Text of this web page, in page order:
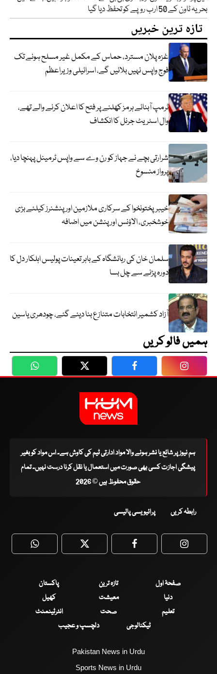
بحریہ ٹاون کے 50 ارب روپے کو تحفظ دیا گیا
تازہ ترین خبریں
غزہ پلان مسترد، حماس کے مکمل غیر مسلح ہونے تک
فوج واپس نہیں بلائیں گے، اسرائیلی وزیراعظم
ٹرمپ آبنائے ہرمز کھلنے پر فتح کا اعلان کرنے والے تھے،
وال اسٹریٹ جرنل کا انکشاف
شرارتی بچے نے جہاز کو رن وے سے واپس ٹرمینل پہنچا دیا،
پرواز منسوخ
خیبرپختونخوا کے سرکاری ملازمین اور پنشنرز کیلئے بڑی
خوشخبری، الاؤنس اور پنشن میں اضافہ
سلمان خان کی رہائشگاہ کے باہر تعینات پولیس اہلکار دل کا
دورہ پڑنے سے چل بسا
آزاد کشمیر انتخابات متنازع بنا دیئے گئے، چودھری یاسین
ہمیں فالو کریں
WhatsApp Twitter Facebook
ہم نیوز پر شائع یا نشر ہونے والا مواد ادارتی ٹیم کی کاوش ہے۔ اس مواد کو بغیر
پیشگی اجازت کسی بھی صورت میں استعمال یا نقل کرنا درست نہیں۔ تمام
حقوق محفوظ ہیں © 2026
رابطہ کریں پرائیویسی پالیسی
WhatsApp Twitter Facebook
صفحۂ اول تازہ ترین
پاکستان
دنیا
معیشت
کھیل
تعلیم
صحت
انٹرٹینمنٹ
ٹیکنالوجی
دلچسپ و عجیب
Pakistan News in Urdu
Sports News in Urdu